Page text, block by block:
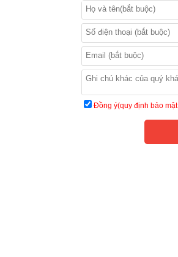
Đồng ý(quy định bảo